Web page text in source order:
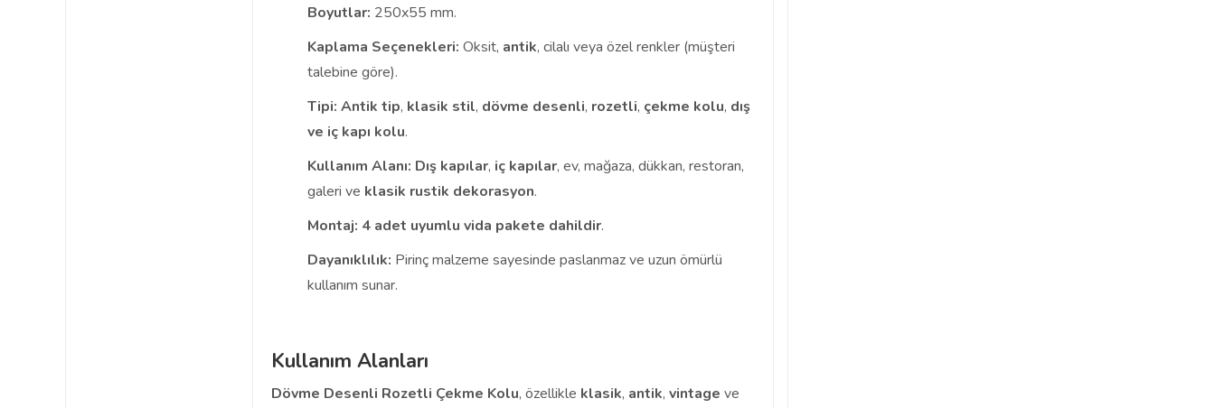
Boyutlar: 250x55 mm.
Kaplama Seçenekleri: Oksit, antik, cilalı veya özel renkler (müşteri
talebine göre).
Tipi: Antik tip, klasik stil, dövme desenli, rozetli, çekme kolu, dış
ve iç kapı kolu.
Kullanım Alanı: Dış kapılar, iç kapılar, ev, mağaza, dükkan, restoran,
galeri ve klasik rustik dekorasyon.
Montaj: 4 adet uyumlu vida pakete dahildir.
Dayanıklılık: Pirinç malzeme sayesinde paslanmaz ve uzun ömürlü
kullanım sunar.
Kullanım Alanları
Dövme Desenli Rozetli Çekme Kolu, özellikle klasik, antik, vintage ve